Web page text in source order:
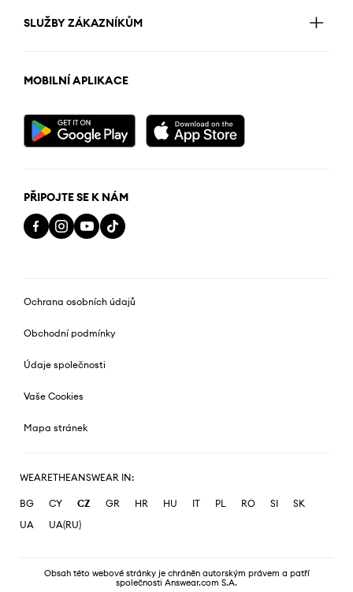
SLUŽBY ZÁKAZNÍKŮM
MOBILNÍ APLIKACE
PŘIPOJTE SE K NÁM
Ochrana osobních údajů
Obchodní podmínky
Údaje společnosti
Vaše Cookies
Mapa stránek
WEARETHEANSWEAR IN:
BG CY CZ GR HR HU IT PL RO SI
SK
UA
UA(RU)
Obsah této webové stránky je chráněn autorským právem a patří
společnosti Answear.com S.A.